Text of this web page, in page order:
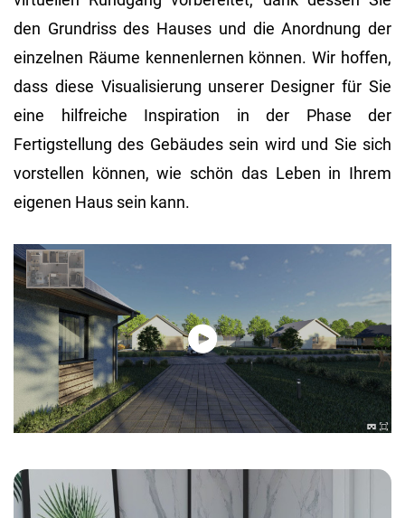
den Grundriss des Hauses und die Anordnung der
einzelnen Räume kennenlernen können. Wir hoffen,
dass diese Visualisierung unserer Designer für Sie
eine hilfreiche Inspiration in der Phase der
Fertigstellung des Gebäudes sein wird und Sie sich
vorstellen können, wie schön das Leben in Ihrem
eigenen Haus sein kann.